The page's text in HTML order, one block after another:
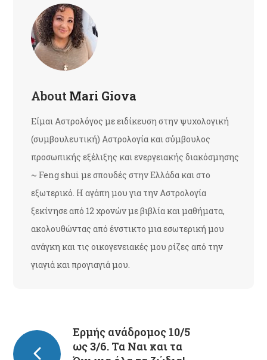
AboutMari Giova
Είμαι Αστρολόγος με ειδίκευση στην ψυχολογική
(συμβουλευτική) Αστρολογία και σύμβουλος
προσωπικής εξέλιξης και ενεργειακής διακόσμησης
~ Feng shui με σπουδές στην Ελλάδα και στο
εξωτερικό. Η αγάπη μου για την Αστρολογία
ξεκίνησε από 12 χρονών με βιβλία και μαθήματα,
ακολουθώντας από ένστικτο μια εσωτερική μου
ανάγκη και τις οικογενειακές μου ρίζες από την
γιαγιά και προγιαγιά μου.
Ερμής ανάδρομος 10/5
ως 3/6. Τα Ναι και τα